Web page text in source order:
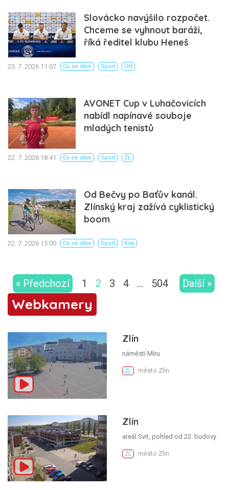
Slovácko navýšilo rozpočet.
Chceme se vyhnout baráži,
říká ředitel klubu Heneš
23. 7. 2026 11:07 Co se děje Sport UH
AVONET Cup v Luhačovicích
nabídl napínavé souboje
mladých tenistů
22. 7. 2026 18:41 Co se děje Sport ZL
Od Bečvy po Baťův kanál.
Zlínský kraj zažívá cyklistický
boom
22. 7. 2026 15:00 Co se děje Sport Kraj
« Předchozí 1 2 3 4 … 504 Další »
Webkamery
Zlín
náměstí Míru
ZL město Zlín
Zlín
areál Svit, pohled od 22. budovy
ZL město Zlín